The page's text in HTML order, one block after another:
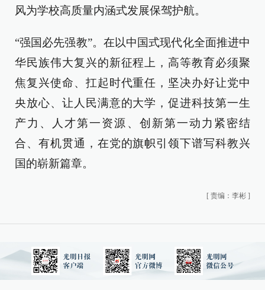
风为学校高质量内涵式发展保驾护航。
“强国必先强教”。在以中国式现代化全面推进中
华民族伟大复兴的新征程上，高等教育必须聚
焦复兴使命、扛起时代重任，坚决办好让党中
央放心、让人民满意的大学，促进科技第一生
产力、人才第一资源、创新第一动力紧密结
合、有机贯通，在党的旗帜引领下谱写科教兴
国的崭新篇章。
[ 责编：李彬 ]